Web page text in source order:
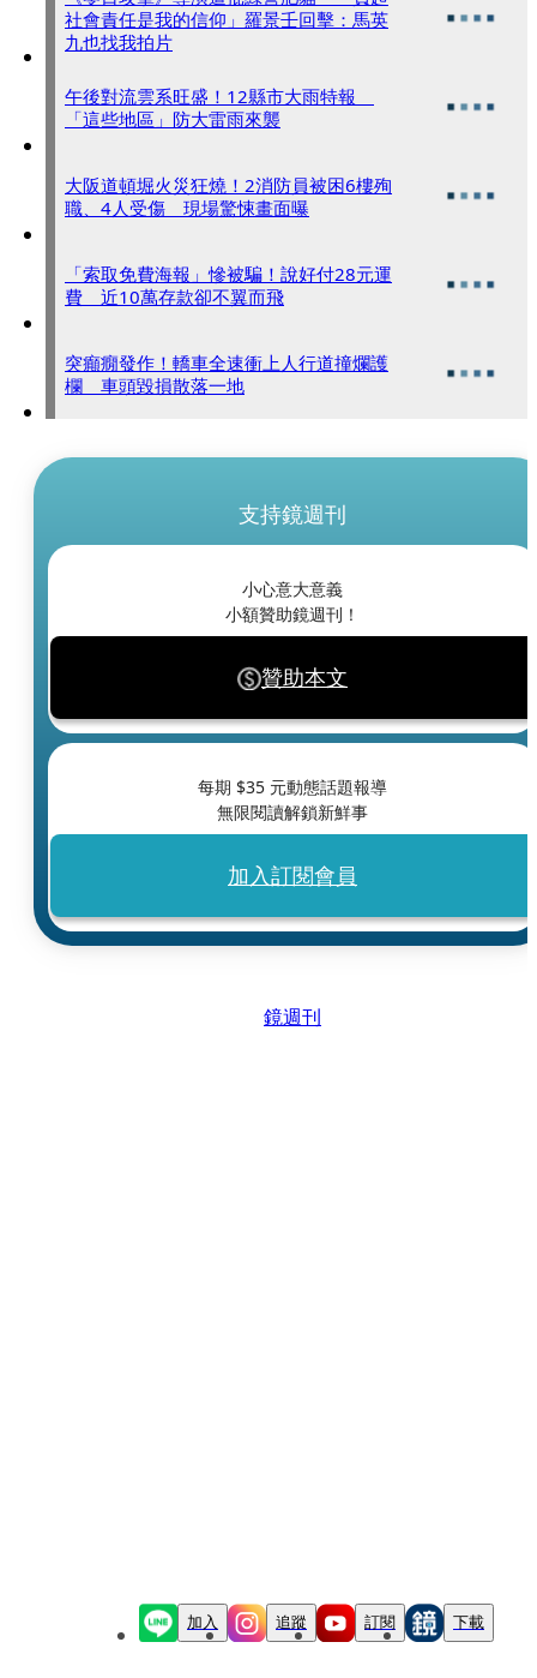
社會責任是我的信仰」羅景壬回擊：馬英
九也找我拍片
午後對流雲系旺盛！12縣市大雨特報
「這些地區」防大雷雨來襲
大阪道頓堀火災狂燒！2消防員被困6樓殉
職、4人受傷 現場驚悚畫面曝
「索取免費海報」慘被騙！說好付28元運
費 近10萬存款卻不翼而飛
突癲癇發作！轎車全速衝上人行道撞爛護
欄 車頭毀損散落一地
支持鏡週刊
小心意大意義
小額贊助鏡週刊！
贊助本文
每期 $35 元動態話題報導
無限閱讀解鎖新鮮事
加入訂閱會員
鏡週刊
加入 追蹤 訂閱 下載